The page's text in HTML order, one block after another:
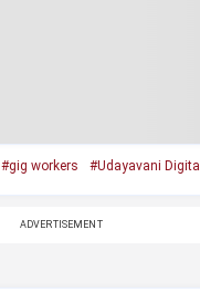
#gig workers #Udayavani Digital
ADVERTISEMENT